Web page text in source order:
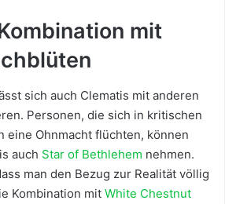
mit
sich auch Clematis mit anderen
Personen, die sich in kritischen
eine Ohnmacht flüchten, können
auch Star of Bethlehem nehmen.
man den Bezug zur Realität völlig
Kombination mit White Chestnut